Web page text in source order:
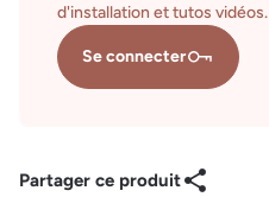
d'installation et tutos vidéos.
Se connecter
Partager ce produit